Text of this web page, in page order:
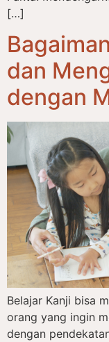
[…]
dan
dengan
Belajar Kanji bisa
orang yang ingin
dengan